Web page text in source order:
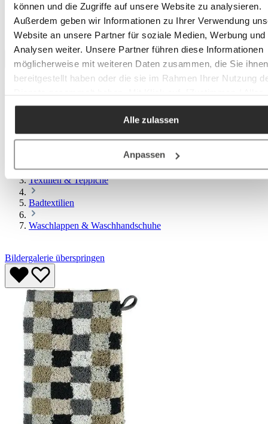
können und die Zugriffe auf unsere Website zu analysieren.
Außerdem geben wir Informationen zu Ihrer Verwendung
Website an unsere Partner für soziale Medien, Werbung und
Analysen weiter. Unsere Partner führen diese Informationen
möglicherweise mit weiteren Daten zusammen, die Sie ihnen
bereitgestellt haben oder die sie im Rahmen Ihrer Nutzung
akzeptieren / etc.]“ erteilen Sie Ihre Einwilligung auch in die
Weitergabe über Ihr Verhalten in unserem Shop an unseren
Partner, die shopware AG (Ebbinghoff 10, 48624
Deutschland), die diese Daten Ihnen nicht persönlich
Produktverbesserungen, Marktverhaltensanalysen)
darf.
Alle zulassen
Anpassen
Sale Beleuchtung
Sale Textilien & Teppiche
Sale Deko
Service
Textilien & Teppiche
Badtextilien
Waschlappen & Waschhandschuhe
Bildergalerie überspringen